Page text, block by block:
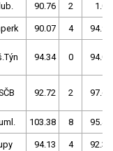
90.76 2 1.00
90.07 4 94.94
94.34 0 94.04
92.72 2 97.64
103.38 8 95.49
94.13 4 92.32